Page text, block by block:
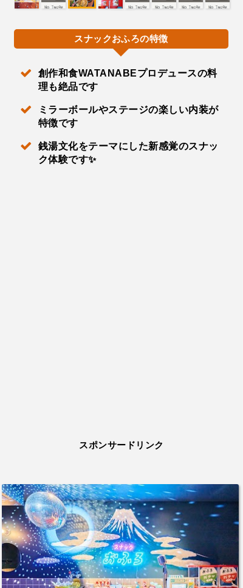
スナックおふろの特徴
創作和食WATANABEプロデュースの料
理も絶品です
ミラーボールやステージの楽しい内装が
特徴です
銭湯文化をテーマにした新感覚のスナッ
ク体験です✨
スポンサードリンク